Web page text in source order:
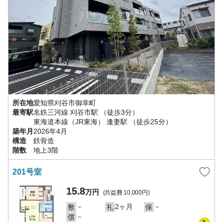
所在地愛知県刈谷市御幸町
最寄駅名鉄三河線 刈谷市駅
（徒歩3分）
東海道本線（JR東海）
逢妻駅
（徒歩25分）
築年月 2026年4月
構造
鉄骨造
階数
地上3階
201号室
15.8万円 (共益費 10,000円)
敷 － 礼 2ヶ月 保 －
償 －